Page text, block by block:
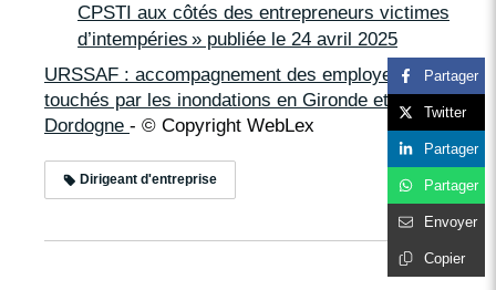
CPSTI aux côtés des entrepreneurs victimes
d’intempéries » publiée le 24 avril 2025
URSSAF : accompagnement des employeurs
touchés par les inondations en Gironde et en
Dordogne - © Copyright WebLex
Dirigeant d'entreprise
Partager
Twitter
Partager
Partager
Envoyer
Copier